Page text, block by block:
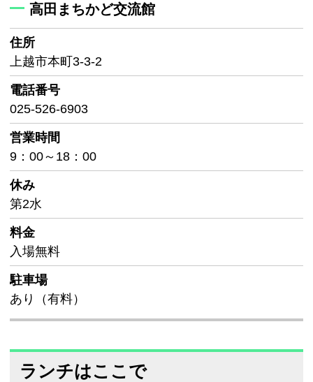
高田まちかど交流館
住所
上越市本町3-3-2
電話番号
025-526-6903
営業時間
9：00～18：00
休み
第2水
料金
入場無料
駐車場
あり（有料）
ランチはここで